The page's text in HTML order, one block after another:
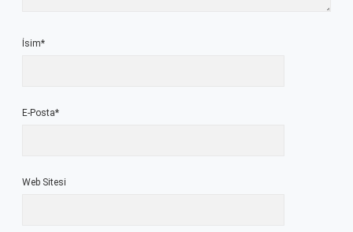
İsim*
E-Posta*
Web Sitesi